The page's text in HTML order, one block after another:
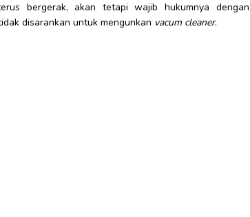
bergerak, akan tetapi wajib hukumnya dengan
disarankan untuk mengunkan vacum cleaner.